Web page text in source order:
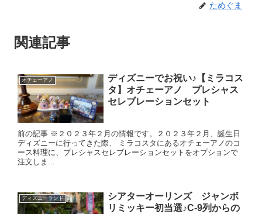
ためぐま
関連記事
オチェーアノ
ディズニーでお祝い♪【ミラコス
タ】オチェーアノ プレシャス
セレブレーションセット
前の記事 ※２０２３年２月の情報です。２０２３年２月、誕生日
ディズニーに行ってきた際、 ミラコスタにあるオチェーアノのコ
ース料理に、プレシャスセレブレーションセットをオプションで
注文しま...
ディズニーランド
シアターオーリンズ ジャンボ
リミッキー初当選♪C-9列からの